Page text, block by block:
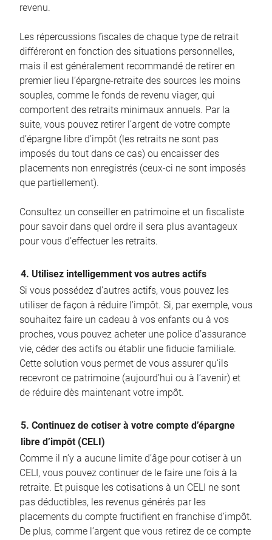
revenu.
Les répercussions fiscales de chaque type de retrait
différeront en fonction des situations personnelles,
mais il est généralement recommandé de retirer en
premier lieu l’épargne-retraite des sources les moins
souples, comme le fonds de revenu viager, qui
comportent des retraits minimaux annuels. Par la
suite, vous pouvez retirer l’argent de votre compte
d’épargne libre d’impôt (les retraits ne sont pas
imposés du tout dans ce cas) ou encaisser des
placements non enregistrés (ceux-ci ne sont imposés
que partiellement).
Consultez un conseiller en patrimoine et un fiscaliste
pour savoir dans quel ordre il sera plus avantageux
pour vous d’effectuer les retraits.
4. Utilisez intelligemment vos autres actifs
Si vous possédez d’autres actifs, vous pouvez les
utiliser de façon à réduire l’impôt. Si, par exemple, vous
souhaitez faire un cadeau à vos enfants ou à vos
proches, vous pouvez acheter une police d’assurance
vie, céder des actifs ou établir une fiducie familiale.
Cette solution vous permet de vous assurer qu’ils
recevront ce patrimoine (aujourd’hui ou à l’avenir) et
de réduire dès maintenant votre impôt.
5. Continuez de cotiser à votre compte d’épargne
libre d’impôt (CELI)
Comme il n’y a aucune limite d’âge pour cotiser à un
CELI, vous pouvez continuer de le faire une fois à la
retraite. Et puisque les cotisations à un CELI ne sont
pas déductibles, les revenus générés par les
placements du compte fructifient en franchise d’impôt.
De plus, comme l’argent que vous retirez de ce compte